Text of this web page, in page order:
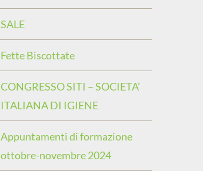
SALE
Fette Biscottate
CONGRESSO SITI – SOCIETA’
ITALIANA DI IGIENE
Appuntamenti di formazione
ottobre-novembre 2024